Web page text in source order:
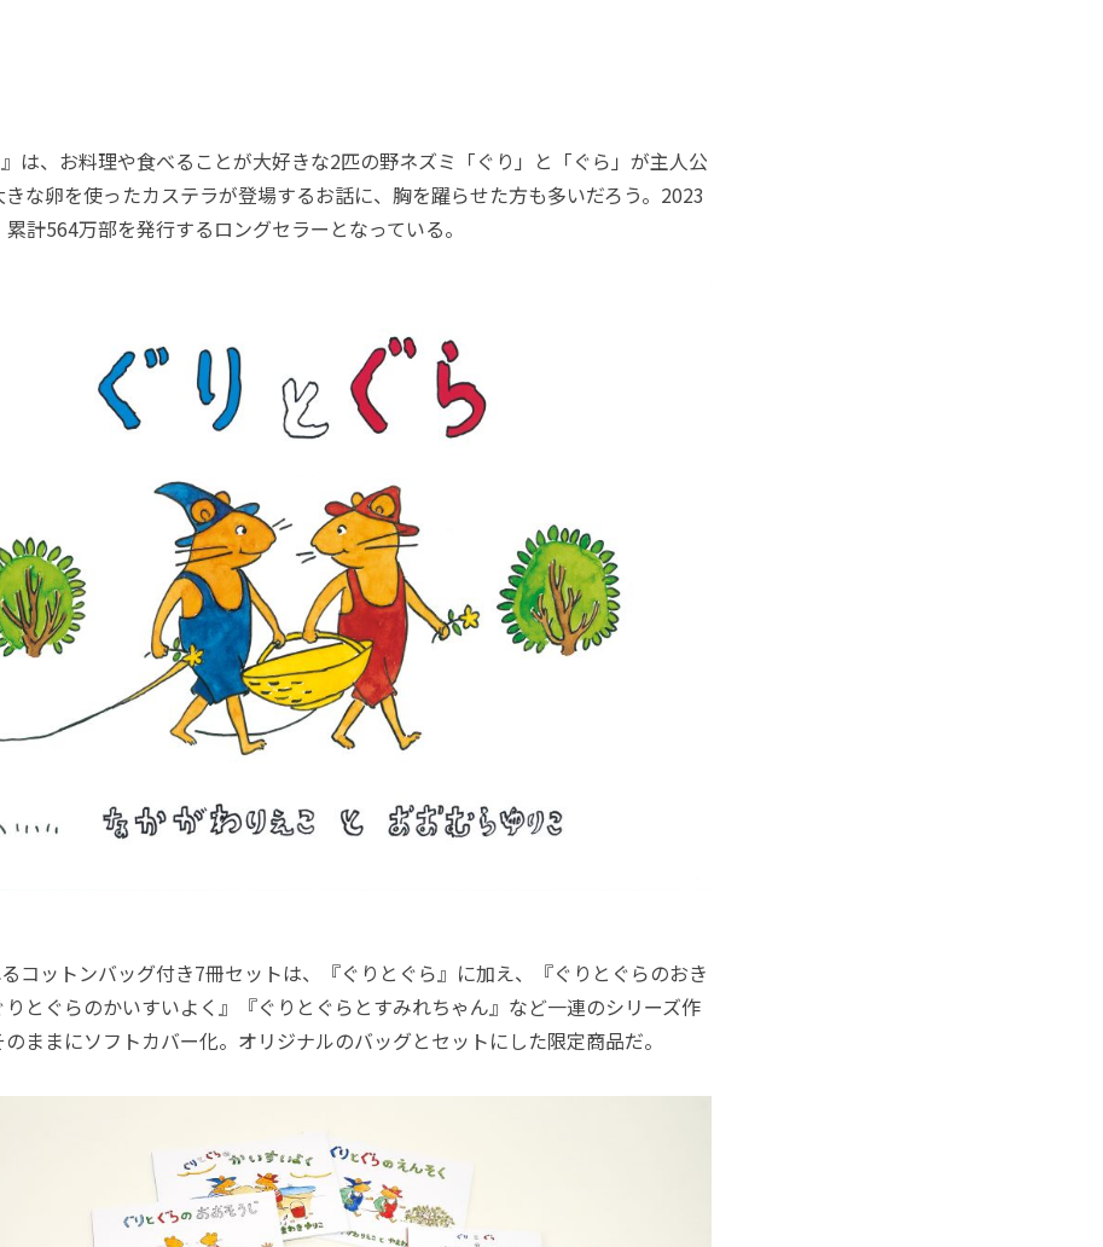
は、お料理や食べることが大好きな2匹の野ネズミ「ぐり」と「ぐら」が主人公
な卵を使ったカステラが登場するお話に、胸を躍らせた方も多いだろう。2023
計564万部を発行するロングセラーとなっている。
コットンバッグ付き7冊セットは、『ぐりとぐら』に加え、『ぐりとぐらのおき
とぐらのかいすいよく』『ぐりとぐらとすみれちゃん』など一連のシリーズ作
ままにソフトカバー化。オリジナルのバッグとセットにした限定商品だ。